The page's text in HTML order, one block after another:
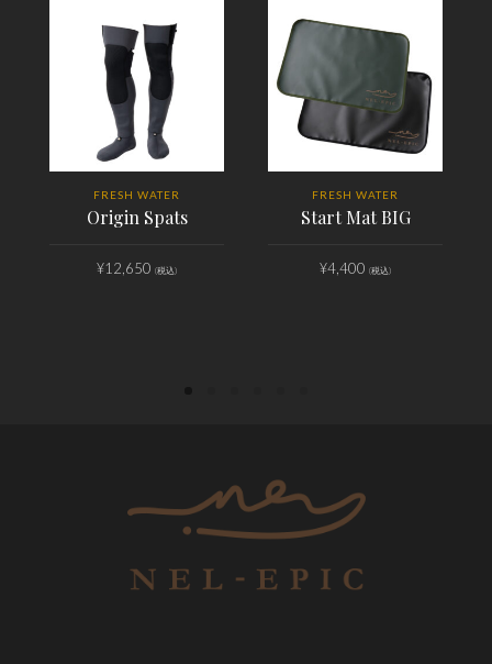
FRESH WATER
Origin Spats
¥12,650 (税込)
FRESH WATER
Start Mat BIG
¥4,400 (税込)